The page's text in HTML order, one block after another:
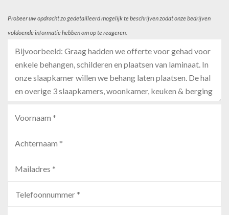
Probeer uw opdracht zo gedetailleerd mogelijk te beschrijven zodat onze bedrijven
voldoende informatie hebben om op te reageren.